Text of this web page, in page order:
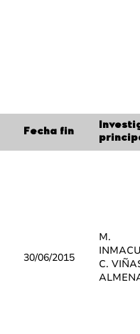
Fecha fin
30/06/2015
M.
C.